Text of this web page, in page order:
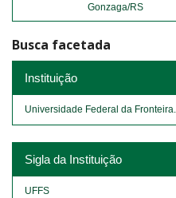
Gonzaga/RS
Busca facetada
Instituição
Universidade Federal da Fronteira...
Sigla da Instituição
UFFS